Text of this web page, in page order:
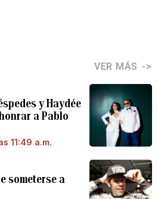
VER MÁS
y Haydée
a Pablo
11:49 a.m.
someterse a